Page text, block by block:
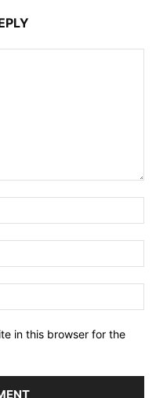
in this browser for the